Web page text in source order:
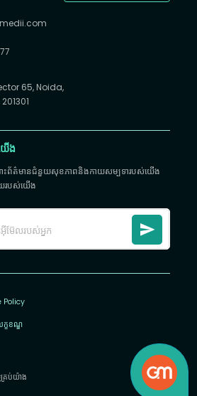
65, Noida,
ើង
ពោះព័ត៌មានជំនួយសុខភាពនិងកាយសម្បទារបស់យើង
របស់យើង
Policy
ខខណ្ឌ
រប់យ៉ាង